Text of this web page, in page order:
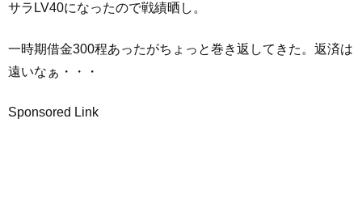
サラLV40になったので戦績晒し。
一時期借金300程あったがちょっと巻き返してきた。返済は
遠いなぁ・・・
Sponsored Link